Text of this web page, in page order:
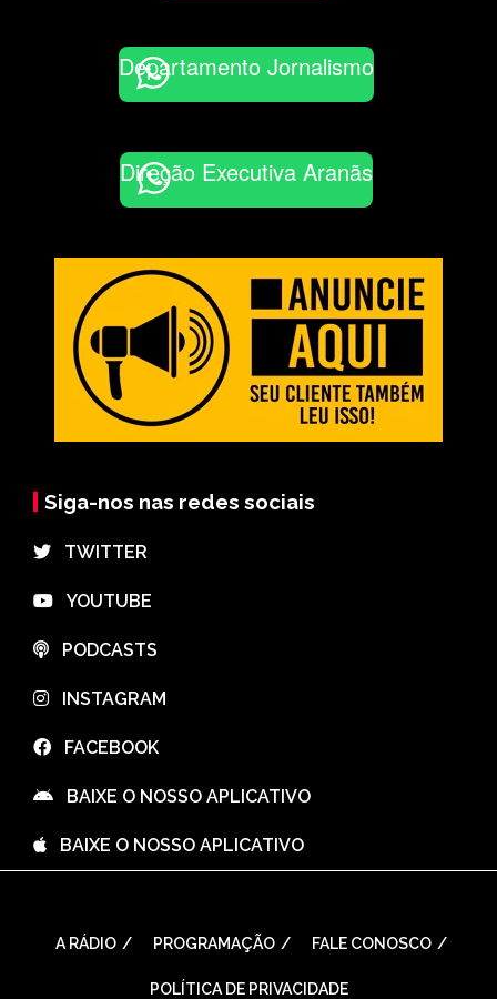
Departamento Jornalismo
Direção Executiva Aranãs
Siga-nos nas redes sociais
⠀TWITTER
⠀YOUTUBE
⠀PODCASTS
⠀INSTAGRAM
⠀FACEBOOK
⠀BAIXE O NOSSO APLICATIVO
⠀BAIXE O NOSSO APLICATIVO
A RÁDIO PROGRAMAÇÃO FALE CONOSCO
POLÍTICA DE PRIVACIDADE